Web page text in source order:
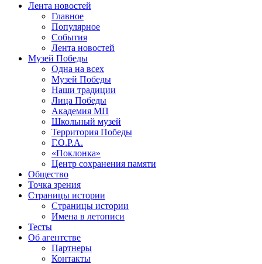
Лента новостей
Главное
Популярное
События
Лента новостей
Музей Победы
Одна на всех
Музей Победы
Наши традиции
Лица Победы
Академия МП
Школьный музей
Территория Победы
Г.О.Р.А.
«Поклонка»
Центр сохранения памяти
Общество
Точка зрения
Страницы истории
Страницы истории
Имена в летописи
Тесты
Об агентстве
Партнеры
Контакты